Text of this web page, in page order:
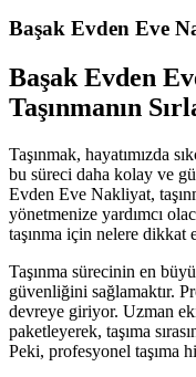
Başak Evden Eve
Başak Evden
Taşınmanın
Taşınmak, hayatımızda
bu süreci daha kolay ve
Evden Eve Nakliyat,
yönetmenize yardımcı
taşınma için nelere dikkat
Taşınma sürecinin en
güvenliğini sağlamaktır.
devreye giriyor. Uzman
paketleyerek, taşıma
Peki, profesyonel taşıma